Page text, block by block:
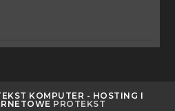
KOMPUTER - HOSTING I
PROTEKST